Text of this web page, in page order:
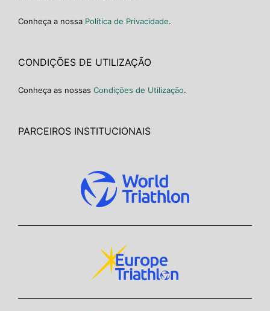
Conheça a nossa Política de Privacidade.
CONDIÇÕES DE UTILIZAÇÃO
Conheça as nossas Condições de Utilização.
PARCEIROS INSTITUCIONAIS